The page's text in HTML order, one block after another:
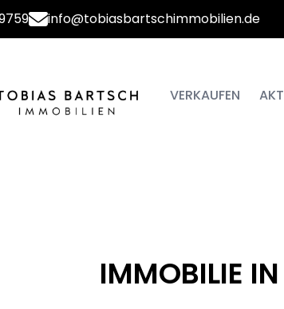
info@tobiasbartschimmobilien.de
VERKAUFEN
IMMOBILIE IN